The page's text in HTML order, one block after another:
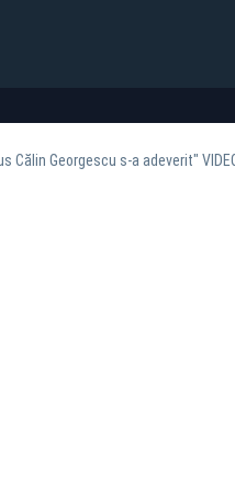
Călin Georgescu s-a adeverit"